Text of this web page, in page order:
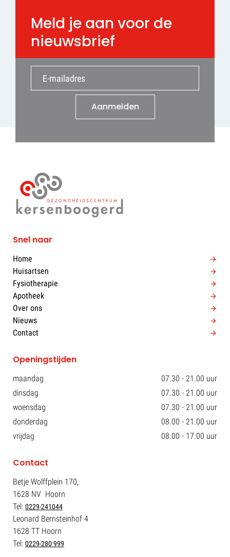
Meld je aan voor de
nieuwsbrief
Aanmelden
Snel naar
Home
Huisartsen
Fysiotherapie
Apotheek
Over ons
Nieuws
Contact
Openingstijden
maandag
07.30 - 21.00 uur
dinsdag
07.30 - 21.00 uur
woensdag
07.30 - 21.00 uur
donderdag
08.00 - 21.00 uur
vrijdag
08.00 - 17.00 uur
Contact
Betje Wolffplein 170,
1628 NV Hoorn
Tel: 0229-241044
Leonard Bernsteinhof 4
1628 TT Hoorn
Tel: 0229-280 999